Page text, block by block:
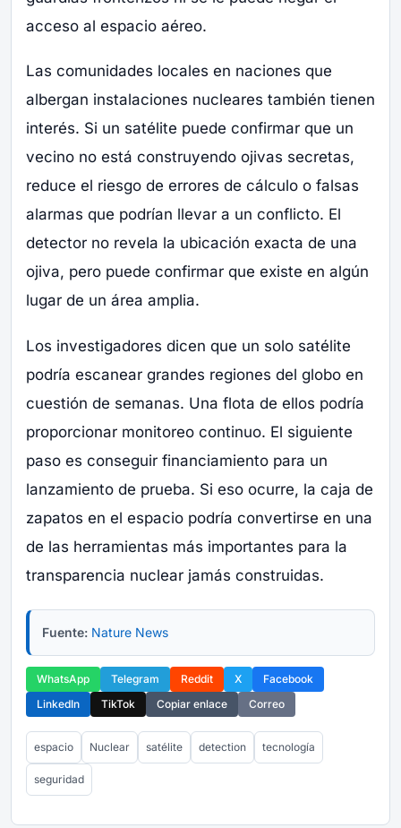
acceso al espacio aéreo.
Las comunidades locales en naciones que
albergan instalaciones nucleares también tienen
interés. Si un satélite puede confirmar que un
vecino no está construyendo ojivas secretas,
reduce el riesgo de errores de cálculo o falsas
alarmas que podrían llevar a un conflicto. El
detector no revela la ubicación exacta de una
ojiva, pero puede confirmar que existe en algún
lugar de un área amplia.
Los investigadores dicen que un solo satélite
podría escanear grandes regiones del globo en
cuestión de semanas. Una flota de ellos podría
proporcionar monitoreo continuo. El siguiente
paso es conseguir financiamiento para un
lanzamiento de prueba. Si eso ocurre, la caja de
zapatos en el espacio podría convertirse en una
de las herramientas más importantes para la
transparencia nuclear jamás construidas.
Fuente: Nature News
WhatsApp Telegram Reddit X
Facebook
LinkedIn
TikTok Copiar enlace Correo
espacio Nuclear satélite detection tecnología
seguridad